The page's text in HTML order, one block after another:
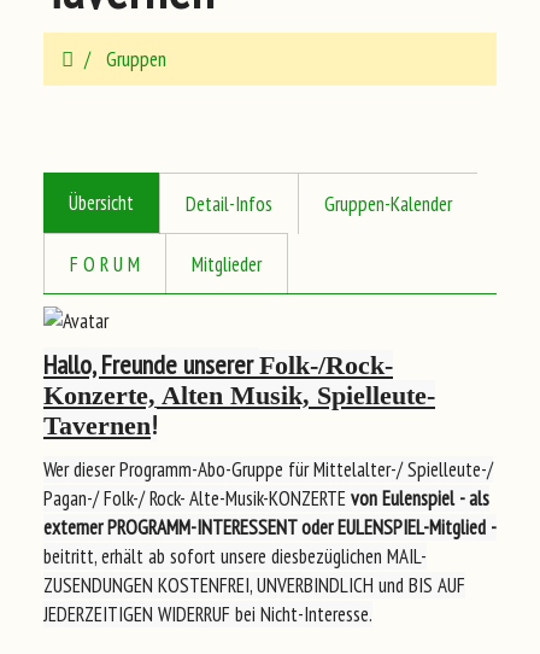
Gruppen
Übersicht Detail-Infos Gruppen-Kalender
F O R U M Mitglieder
Hallo, Freunde unsererFolk-/Rock-
Konzerte, Alten Musik, Spielleute-
Tavernen!
Wer dieser Programm-Abo-Gruppe für Mittelalter-/ Spielleute-/
Pagan-/ Folk-/ Rock- Alte-Musik-KONZERTEvon Eulenspiel- als
externer PROGRAMM-INTERESSENT oder EULENSPIEL-Mitglied -
beitritt, erhält ab sofort unsere diesbezüglichen MAIL-
ZUSENDUNGEN KOSTENFREI, UNVERBINDLICH und BIS AUF
JEDERZEITIGEN WIDERRUF bei Nicht-Interesse.